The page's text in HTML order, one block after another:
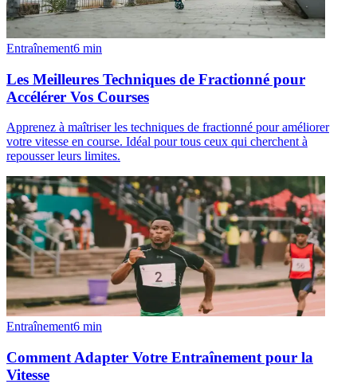
Entraînement6 min
Les Meilleures Techniques de Fractionné pour
Accélérer Vos Courses
Apprenez à maîtriser les techniques de fractionné pour améliorer
votre vitesse en course. Idéal pour tous ceux qui cherchent à
repousser leurs limites.
Entraînement6 min
Comment Adapter Votre Entraînement pour la
Vitesse